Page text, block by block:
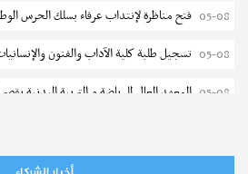
05-08 فتح مناظرة لإنتداب عرفاء بسلك الحرس الوطني
05-08 تسجيل طلبة كلية الآداب والفنون والإنسانيات
05-08 المعهد العالي للرياضة و التربية البدنية